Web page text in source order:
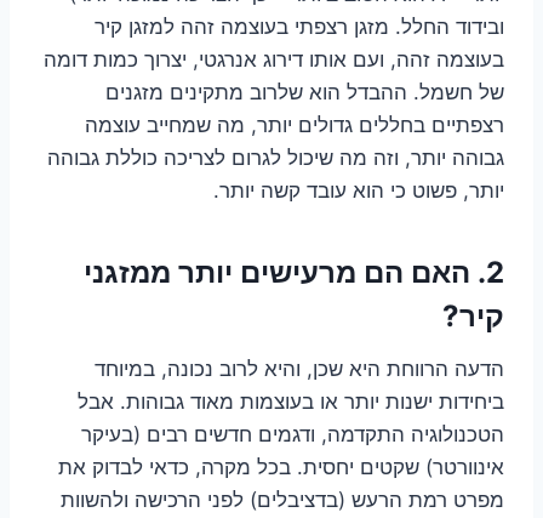
ובידוד החלל. מזגן רצפתי בעוצמה זהה למזגן קיר
בעוצמה זהה, ועם אותו דירוג אנרגטי, יצרוך כמות דומה
של חשמל. ההבדל הוא שלרוב מתקינים מזגנים
רצפתיים בחללים גדולים יותר, מה שמחייב עוצמה
גבוהה יותר, וזה מה שיכול לגרום לצריכה כוללת גבוהה
יותר, פשוט כי הוא עובד קשה יותר.
2. האם הם מרעישים יותר ממזגני
קיר?
הדעה הרווחת היא שכן, והיא לרוב נכונה, במיוחד
ביחידות ישנות יותר או בעוצמות מאוד גבוהות. אבל
הטכנולוגיה התקדמה, ודגמים חדשים רבים (בעיקר
אינוורטר) שקטים יחסית. בכל מקרה, כדאי לבדוק את
מפרט רמת הרעש (בדציבלים) לפני הרכישה ולהשוות